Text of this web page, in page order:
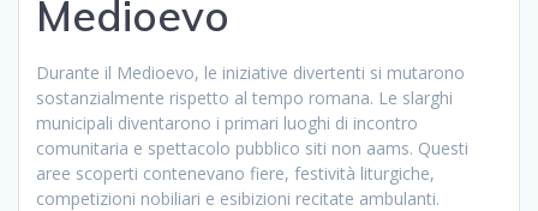
Medioevo
Durante il Medioevo, le iniziative divertenti si mutarono
sostanzialmente rispetto al tempo romana. Le slarghi
municipali diventarono i primari luoghi di incontro
comunitaria e spettacolo pubblico siti non aams. Questi
aree scoperti contenevano fiere, festività liturgiche,
competizioni nobiliari e esibizioni recitate ambulanti.